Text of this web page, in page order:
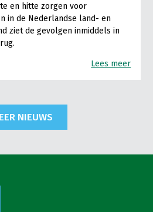
en hitte zorgen voor
in de Nederlandse land- en
ziet de gevolgen inmiddels in
Lees meer
NIEUWS